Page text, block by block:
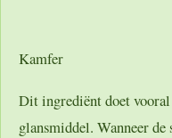
Kamfer
Dit ingrediënt doet
glansmiddel. Wanneer